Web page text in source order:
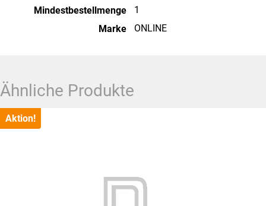
Mindestbestellmenge
1
Marke
ONLINE
Ähnliche Produkte
Aktion!